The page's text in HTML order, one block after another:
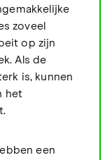
zoveel
op zijn
Als de
is, kunnen
het
een